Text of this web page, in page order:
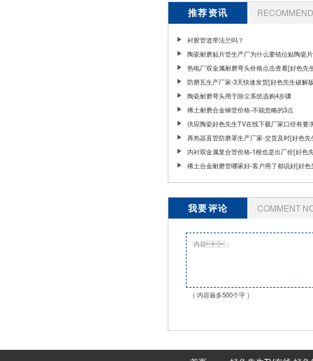
推荐资讯
衬胶管道带法兰吗？
陶瓷耐磨贴片管生产厂为什么要错位贴陶瓷片
热电厂双金属耐磨弯头价格点击查看[好色先
版]
防磨瓦生产厂家-3天快速发货[好色先生破解
陶瓷耐磨弯头用于除尘系统选购4步骤
稀土耐磨合金钢管价格-不能忽略的3点
供应陶瓷好色先生TV在线下载厂家口径有要
[好色先生破解版]
再热器直管防磨罩生产厂家-交货及时[好色先
版]
内衬双金属复合管价格-1根也是出厂价[好色
解版]
稀土合金耐磨管哪家好-客户用了都说好[好色
我要评论 COMMENT
( 内容最多500个字 )